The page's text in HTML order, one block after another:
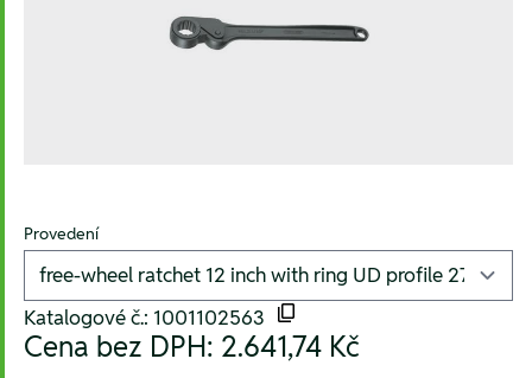
Provedení
Katalogové č.: 1001102563
Cena bez DPH: 2.641,74 Kč